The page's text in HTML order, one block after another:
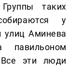
таких
у
улиц Аминева
эти люди